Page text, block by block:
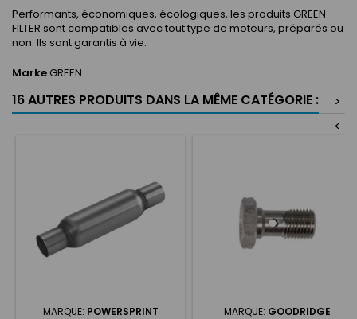
Performants, économiques, écologiques, les produits GREEN
FILTER sont compatibles avec tout type de moteurs, préparés ou
non. Ils sont garantis à vie.
MarkeGREEN
16 AUTRES PRODUITS DANS LA MÊME CATÉGORIE :
>
<
MARQUE: POWERSPRINT MARQUE: GOODRIDGE